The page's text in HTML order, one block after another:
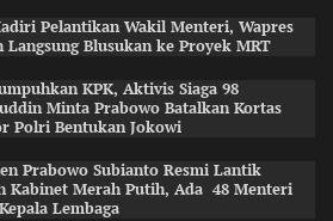
Pelantikan Wakil Menteri, Wapres
Langsung Blusukan ke Proyek MRT
KPK, Aktivis Siaga 98
Minta Prabowo Batalkan Kortas
Polri Bentukan Jokowi
Prabowo Subianto Resmi Lantik
Kabinet Merah Putih, Ada 48 Menteri
Lembaga